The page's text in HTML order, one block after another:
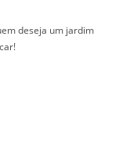
deseja um jardim